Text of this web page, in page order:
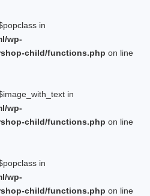
in
wp-
child/functions.php on line
in
wp-
child/functions.php on line
in
wp-
child/functions.php on line